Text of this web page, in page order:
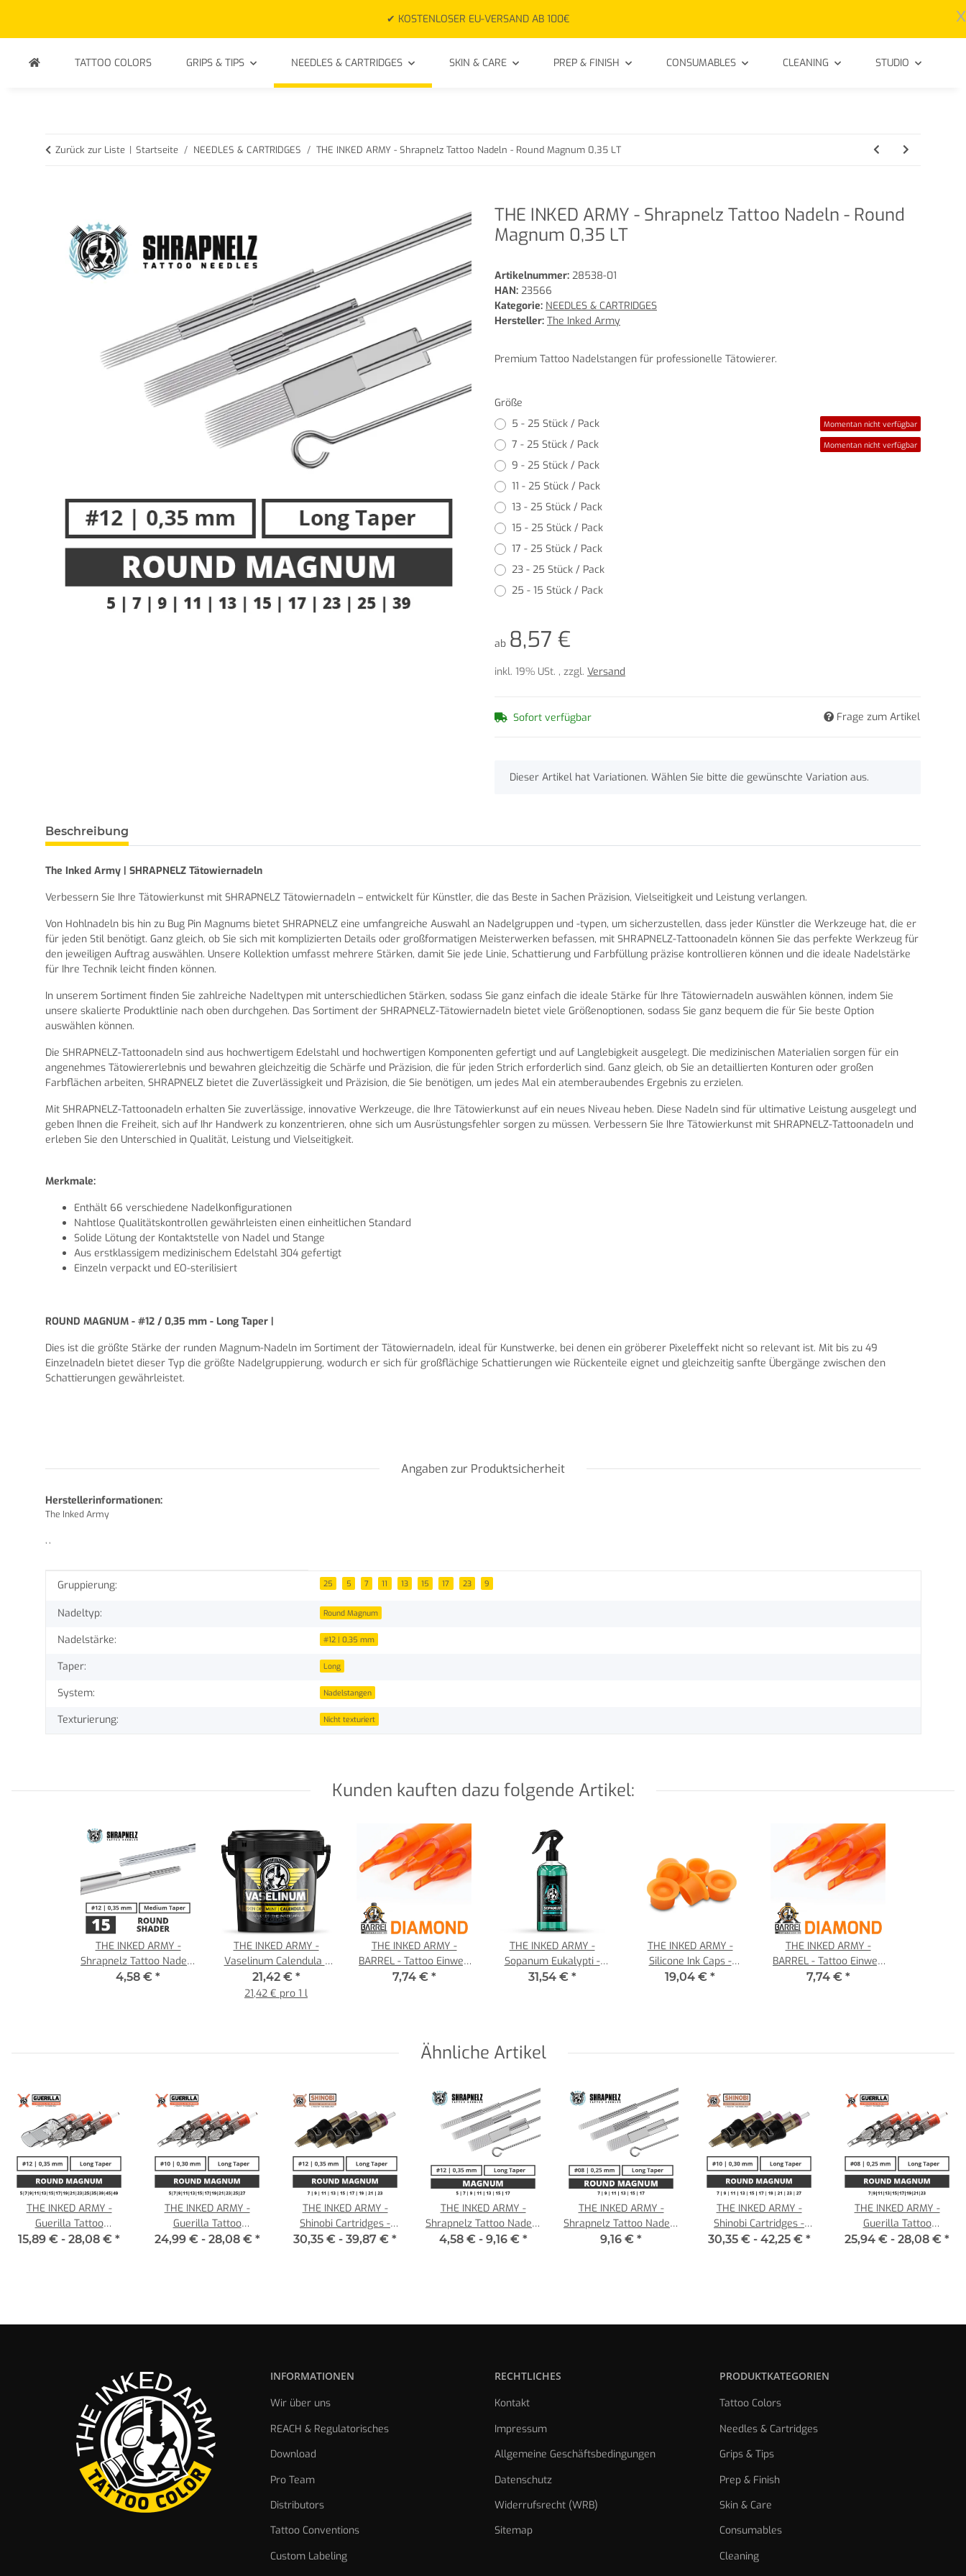
x
✔ KOSTENLOSER EU-VERSAND AB 100€
TATTOO COLORS GRIPS & TIPS NEEDLES & CARTRIDGES SKIN & CARE PREP & FINISH CONSUMABLES CLEANING STUDIO
Zurück zur Liste Startseite NEEDLES & CARTRIDGES THE INKED ARMY - Shrapnelz Tattoo Nadeln - Round Magnum 0,35 LT
THE INKED ARMY - Shrapnelz Tattoo Nadeln - Round
Magnum 0,35 LT
Artikelnummer: 28538-01
HAN: 23566
Kategorie: NEEDLES & CARTRIDGES
Hersteller: The Inked Army
Premium Tattoo Nadelstangen für professionelle Tätowierer.
Größe
5 - 25 Stück / Pack
Momentan nicht verfügbar
7 - 25 Stück / Pack Momentan nicht verfügbar
9 - 25 Stück / Pack
11 - 25 Stück / Pack
13 - 25 Stück / Pack
15 - 25 Stück / Pack
17 - 25 Stück / Pack
23 - 25 Stück / Pack
25 - 15 Stück / Pack
ab 8,57 €
inkl. 19% USt. , zzgl. Versand
Sofort verfügbar Frage zum Artikel
x
Dieser Artikel hat Variationen. Wählen Sie bitte die gewünschte Variation aus.
Beschreibung
The Inked Army | SHRAPNELZ Tätowiernadeln
Verbessern Sie Ihre Tätowierkunst mit SHRAPNELZ Tätowiernadeln – entwickelt für Künstler, die das Beste in Sachen Präzision, Vielseitigkeit und Leistung verlangen.
Von Hohlnadeln bis hin zu Bug Pin Magnums bietet SHRAPNELZ eine umfangreiche Auswahl an Nadelgruppen und -typen, um sicherzustellen, dass jeder Künstler die Werkzeuge hat, die er
für jeden Stil benötigt. Ganz gleich, ob Sie sich mit komplizierten Details oder großformatigen Meisterwerken befassen, mit SHRAPNELZ-Tattoonadeln können Sie das perfekte Werkzeug für
den jeweiligen Auftrag auswählen. Unsere Kollektion umfasst mehrere Stärken, damit Sie jede Linie, Schattierung und Farbfüllung präzise kontrollieren können und die ideale Nadelstärke
für Ihre Technik leicht finden können.
In unserem Sortiment finden Sie zahlreiche Nadeltypen mit unterschiedlichen Stärken, sodass Sie ganz einfach die ideale Stärke für Ihre Tätowiernadeln auswählen können, indem Sie
unsere skalierte Produktlinie nach oben durchgehen. Das Sortiment der SHRAPNELZ-Tätowiernadeln bietet viele Größenoptionen, sodass Sie ganz bequem die für Sie beste Option
auswählen können.
Die SHRAPNELZ-Tattoonadeln sind aus hochwertigem Edelstahl und hochwertigen Komponenten gefertigt und auf Langlebigkeit ausgelegt. Die medizinischen Materialien sorgen für ein
angenehmes Tätowiererlebnis und bewahren gleichzeitig die Schärfe und Präzision, die für jeden Strich erforderlich sind. Ganz gleich, ob Sie an detaillierten Konturen oder großen
Farbflächen arbeiten, SHRAPNELZ bietet die Zuverlässigkeit und Präzision, die Sie benötigen, um jedes Mal ein atemberaubendes Ergebnis zu erzielen.
Mit SHRAPNELZ-Tattoonadeln erhalten Sie zuverlässige, innovative Werkzeuge, die Ihre Tätowierkunst auf ein neues Niveau heben. Diese Nadeln sind für ultimative Leistung ausgelegt und
geben Ihnen die Freiheit, sich auf Ihr Handwerk zu konzentrieren, ohne sich um Ausrüstungsfehler sorgen zu müssen. Verbessern Sie Ihre Tätowierkunst mit SHRAPNELZ-Tattoonadeln und
erleben Sie den Unterschied in Qualität, Leistung und Vielseitigkeit.
Merkmale:
Enthält 66 verschiedene Nadelkonfigurationen
Nahtlose Qualitätskontrollen gewährleisten einen einheitlichen Standard
Solide Lötung der Kontaktstelle von Nadel und Stange
Aus erstklassigem medizinischem Edelstahl 304 gefertigt
Einzeln verpackt und EO-sterilisiert
ROUND MAGNUM - #12 / 0,35 mm - Long Taper |
Dies ist die größte Stärke der runden Magnum-Nadeln im Sortiment der Tätowiernadeln, ideal für Kunstwerke, bei denen ein gröberer Pixeleffekt nicht so relevant ist. Mit bis zu 49
Einzelnadeln bietet dieser Typ die größte Nadelgruppierung, wodurch er sich für großflächige Schattierungen wie Rückenteile eignet und gleichzeitig sanfte Übergänge zwischen den
Schattierungen gewährleistet.
Angaben zur Produktsicherheit
Herstellerinformationen:
The Inked Army
, ,
Produkteigenschaft
Wert
Gruppierung: 25 5 7 11 13 15 17 23 9
Nadeltyp: Round Magnum
Nadelstärke: #12 | 0,35 mm
Taper: Long
System: Nadelstangen
Texturierung: Nicht texturiert
Kunden kauften dazu folgende Artikel:
THE INKED ARMY -
Shrapnelz Tattoo Nadeln
- 15 Round Shader - 0,35
4,58 € *
THE INKED ARMY -
Vaselinum Calendula -
mit Ringelblumen
Extrakt - Inhalt 1000 ml
21,42 € *
21,42 € pro 1 l
THE INKED ARMY -
BARREL - Tattoo Einweg
Spitze - Kunststoff - V-
7,74 € *
THE INKED ARMY -
Sopanum Eukalypti -
Tattoo Soap -
31,54 € *
THE INKED ARMY -
Silicone Ink Caps -
Farbkappen - Steril -
19,04 € *
THE INKED ARMY -
BARREL - Tattoo Einweg
Spitze - Kunststoff - V-
7,74 € *
Ähnliche Artikel
THE INKED ARMY -
Guerilla Tattoo
Nadelmodule - Round
15,89 € - 28,08 € *
THE INKED ARMY -
Guerilla Tattoo
Nadelmodule - Round
24,99 € - 28,08 € *
THE INKED ARMY -
Shinobi Cartridges -
Round Magnum - 0,30
30,35 € - 39,87 € *
THE INKED ARMY -
Shrapnelz Tattoo Nadeln
- Magnum 0,35 LT
4,58 € - 9,16 € *
THE INKED ARMY -
Shrapnelz Tattoo Nadeln
- Round Magnum 0,25
9,16 € *
THE INKED ARMY -
Shinobi Cartridges -
Round Magnum - 0,30
30,35 € - 42,25 € *
THE INKED ARMY -
Guerilla Tattoo
Nadelmodule - Round
25,94 € - 28,08 € *
INFORMATIONEN
Wir über uns
REACH & Regulatorisches
Download
Pro Team
Distributors
Tattoo Conventions
Custom Labeling
RECHTLICHES
Kontakt
Impressum
Allgemeine Geschäftsbedingungen
Datenschutz
Widerrufsrecht (WRB)
Sitemap
PRODUKTKATEGORIEN
Tattoo Colors
Needles & Cartridges
Grips & Tips
Prep & Finish
Skin & Care
Consumables
Cleaning